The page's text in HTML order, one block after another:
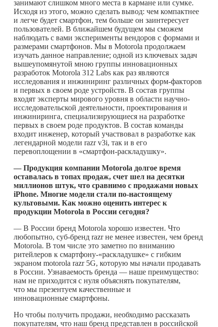
занимают слишком много места в кармане или сумке.
Исходя из этого, можно сделать вывод: чем компактнее
и легче будет смартфон, тем больше он заинтересует
пользователей. В ближайшем будущем мы сможем
наблюдать с вами эксперименты вендоров с формами и
размерами смартфонов. Мы в Motorola продолжаем
изучать данное направление; одной из ключевых задач
вышеупомянутой мною группы инновационных
разработок Motorola 312 Labs как раз являются
исследования и инжиниринг различных форм-факторов
и первых в своем роде устройств. В состав группы
входят эксперты мирового уровня в области научно-
исследовательской деятельности, проектирования и
инжиниринга, специализирующиеся на разработке
первых в своем роде продуктов. В состав команды
входит инженер, который участвовал в разработке как
легендарной модели razr v3i, так и в его
перевоплощении в «смартфон-раскладушку».
— Продукция компании Motorola долгое время
оставалась в топах продаж, счет шел на десятки
миллионов штук, что сравнимо с продажами новых
iPhone. Многие модели стали по-настоящему
культовыми. Как можно оценить интерес к
продукции Motorola в России сегодня?
— В России бренд Motorola хорошо известен. Что
любопытно, суб-бренд razr не менее известен, чем бренд
Motorola. В том числе это заметно по вниманию
ритейлеров к смартфону-«раскладушке» с гибким
экраном motorola razr 5G, которую мы начали продавать
в России. Узнаваемость бренда — наше преимущество:
нам не приходится с нуля объяснять покупателям,
что мы презентуем качественные и
инновационные смартфоны.
Но чтобы получить продажи, необходимо рассказать
покупателям, что наш бренд представлен в российской